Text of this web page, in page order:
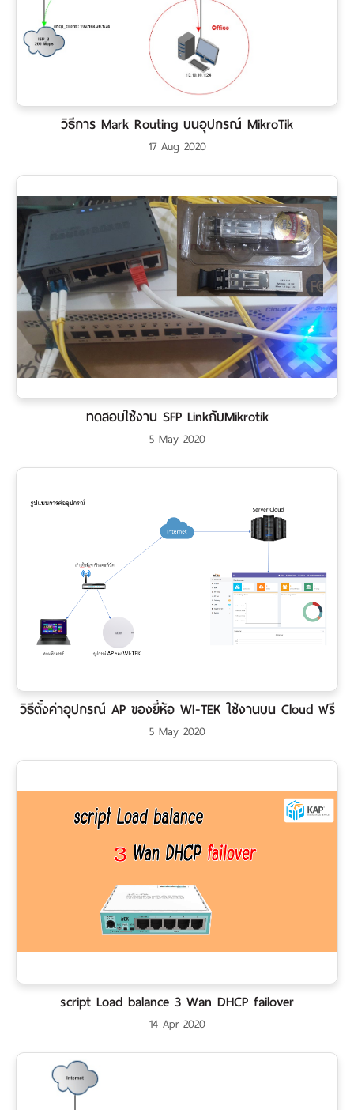
วิธีการ Mark Routing บนอุปกรณ์ MikroTik
17 Aug 2020
ทดสอบใช้งาน SFP LinkกับMikrotik
5 May 2020
วิธีตั้งค่าอุปกรณ์ AP ของยี่ห้อ WI-TEK ใช้งานบน Cloud ฟรี
5 May 2020
script Load balance 3 Wan DHCP failover
14 Apr 2020